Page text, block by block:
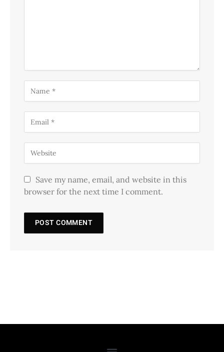
Save my name, email, and website in this
browser for the next time I comment.